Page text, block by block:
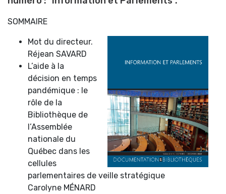
SOMMAIRE
Mot du directeur.
Réjean SAVARD
L’aide à la
décision en temps
pandémique : le
rôle de la
Bibliothèque de
l’Assemblée
nationale du
Québec dans les
cellules
parlementaires de veille stratégique
Carolyne MÉNARD